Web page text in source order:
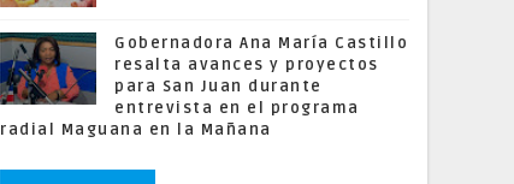
Gobernadora Ana María Castillo
resalta avances y proyectos
para San Juan durante
entrevista en el programa
radial Maguana en la Mañana